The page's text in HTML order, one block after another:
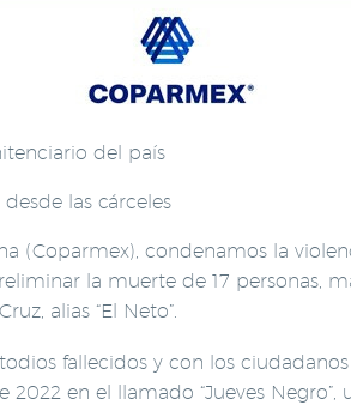
del país
las cárceles
(Coparmex), condenamos la
la muerte de 17 personas,
alias “El Neto”.
fallecidos y con los
en el llamado “Jueves